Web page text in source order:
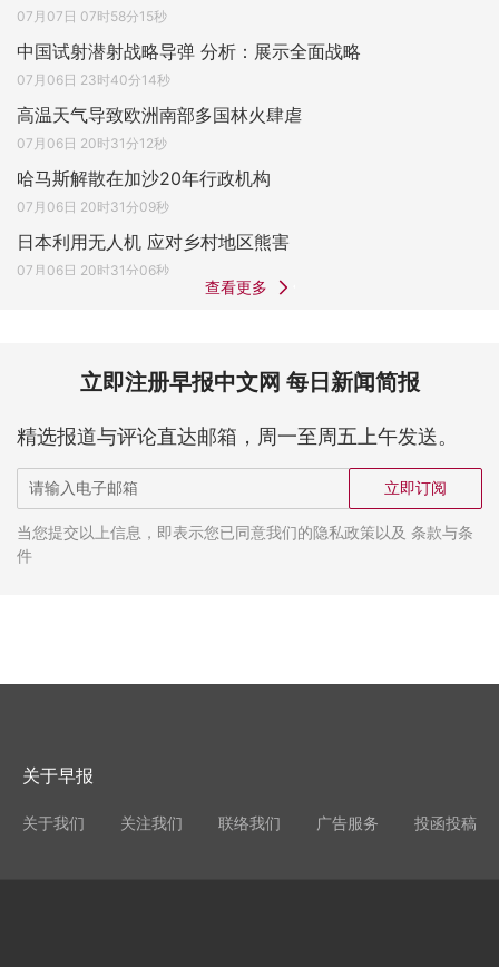
07月07日 07时58分15秒
中国试射潜射战略导弹 分析：展示全面战略
07月06日 23时40分14秒
高温天气导致欧洲南部多国林火肆虐
07月06日 20时31分12秒
哈马斯解散在加沙20年行政机构
07月06日 20时31分09秒
日本利用无人机 应对乡村地区熊害
07月06日 20时31分06秒
查看更多
立即注册早报中文网 每日新闻简报
精选报道与评论直达邮箱，周一至周五上午发送。
立即订阅
当您提交以上信息，即表示您已同意我们的隐私政策以及 条款与条
件
关于早报
关于我们 关注我们 联络我们 广告服务 投函投稿